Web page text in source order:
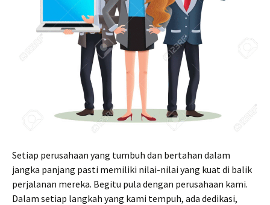
Setiap perusahaan yang tumbuh dan bertahan dalam
jangka panjang pasti memiliki nilai-nilai yang kuat di balik
perjalanan mereka. Begitu pula dengan perusahaan kami.
Dalam setiap langkah yang kami tempuh, ada dedikasi,